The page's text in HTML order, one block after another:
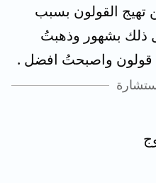
تهيج القولون بسبب
ذلك بشهور وذهبتُ
واصبحتُ افضل .